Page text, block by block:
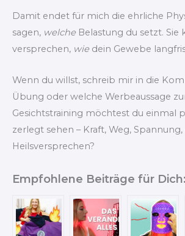
Damit endet für mich die ehrliche
sagen, welche Belastung du setzt. Sie
versprechen, wie dein Gewebe
Wenn du willst, schreib mir in die
Übung oder welche Werbeaussage
Gesichtstraining möchtest du einmal
zerlegt sehen – Kraft, Weg,
Heilsversprechen?
Empfohlene Beiträge für Dich: